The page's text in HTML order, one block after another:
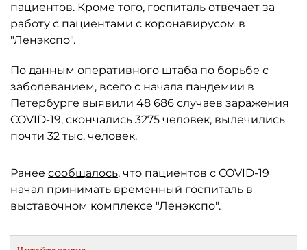
пациентов. Кроме того, госпиталь отвечает за
работу с пациентами с коронавирусом в
"Ленэкспо".
По данным оперативного штаба по борьбе с
заболеванием, всего с начала пандемии в
Петербурге выявили 48 686 случаев заражения
COVID-19, скончались 3275 человек, вылечились
почти 32 тыс. человек.
Ранее сообщалось, что пациентов с COVID-19
начал принимать временный госпиталь в
выставочном комплексе "Ленэкспо".